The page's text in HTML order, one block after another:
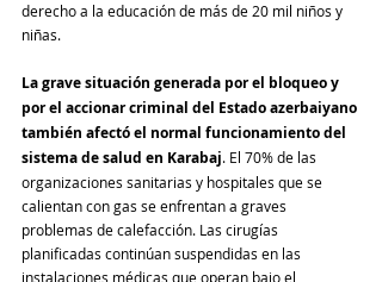
derecho a la educación de más de 20 mil niños y
niñas.
La grave situación generada por el bloqueo y
por el accionar criminal del Estado azerbaiyano
también afectó el normal funcionamiento del
sistema de salud en Karabaj. El 70% de las
organizaciones sanitarias y hospitales que se
calientan con gas se enfrentan a graves
problemas de calefacción. Las cirugías
planificadas continúan suspendidas en las
instalaciones médicas que operan bajo el